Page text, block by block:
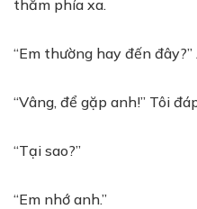
thẳm phía xa.
“Em thường hay đến
“Vâng, để gặp anh!” Tôi
“Tại sao?”
“Em nhớ anh.”